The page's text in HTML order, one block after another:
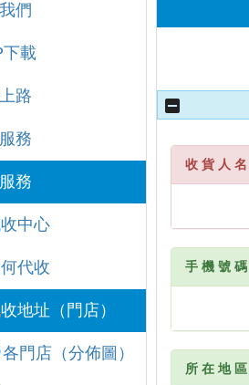
們
下載
路
務
務
中心
代收
地址（門店）
各門店（分佈圖）
收 貨 人 名
手 機 號 碼
所 在 地 區